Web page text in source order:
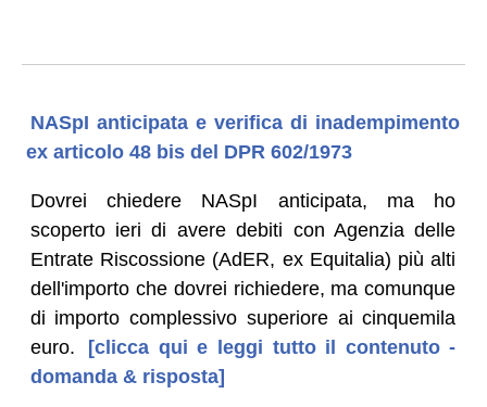
NASpI anticipata e verifica di inadempimento
ex articolo 48 bis del DPR 602/1973
Dovrei chiedere NASpI anticipata, ma ho
scoperto ieri di avere debiti con Agenzia delle
Entrate Riscossione (AdER, ex Equitalia) più alti
dell'importo che dovrei richiedere, ma comunque
di importo complessivo superiore ai cinquemila
euro.
[clicca qui e leggi tutto il contenuto -
domanda & risposta]